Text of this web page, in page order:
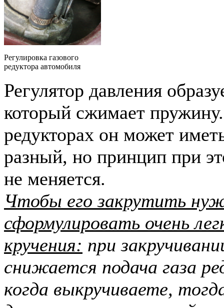
Регулировка газового
редуктора автомобиля
Регулятор давления
который сжимает
редукторах он может
разный, но принцип при
не меняется.
Чтобы его закрутить
сформулировать очень
кручения: при
снижается подача газа
когда выкручиваете,